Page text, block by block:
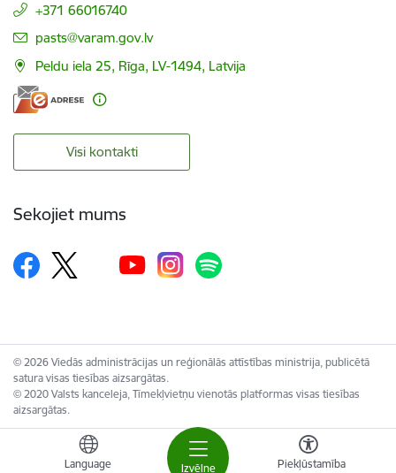
Izvēlne
Language Piekļūstamība
+371 66016740
E-pasts:
pasts@varam.gov.lv
Peldu iela 25, Rīga, LV-1494, Latvija
Visi kontakti
Sekojiet mums
© 2026 Viedās administrācijas un reģionālās attīstības ministrija, publicētā
satura visas tiesības aizsargātas.
© 2020 Valsts kanceleja, Tīmekļvietņu vienotās platformas visas tiesības
aizsargātas.